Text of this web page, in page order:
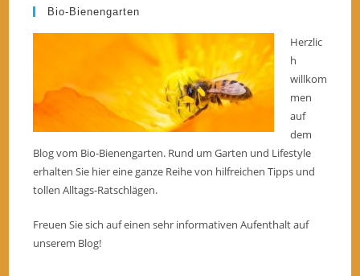
Nehmen
Bio-Bienengarten
Herzlic
h
willkom
men
auf
dem
Blog vom Bio-Bienengarten. Rund um Garten und Lifestyle
erhalten Sie hier eine ganze Reihe von hilfreichen Tipps und
tollen Alltags-Ratschlägen.
Freuen Sie sich auf einen sehr informativen Aufenthalt auf
unserem Blog!